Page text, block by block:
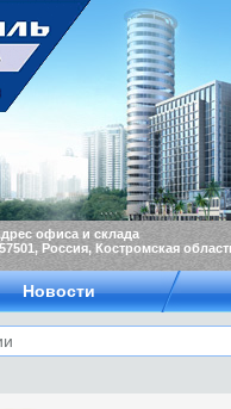
офиса и склада
Россия, Костромская
Новости